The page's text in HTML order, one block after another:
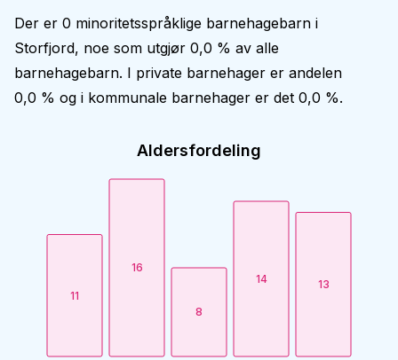
Der er 0 minoritetsspråklige barnehagebarn i
Storfjord, noe som utgjør 0,0 % av alle
barnehagebarn. I private barnehager er andelen
0,0 % og i kommunale barnehager er det 0,0 %.
Aldersfordeling
11
16
8
14 13